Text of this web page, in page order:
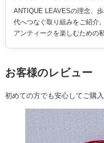
ANTIQUE LEAVESの理念、
代へつなぐ取り組みをご紹介
アンティークを楽しむための
お客様のレビュー
初めての方でも安心してご購入